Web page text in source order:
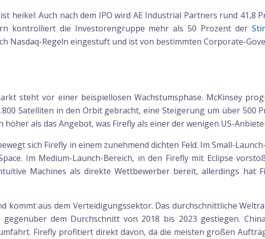
heikel: Auch nach dem IPO wird AE Industrial Partners rund
kontrolliert die Investorengruppe mehr als 50 Prozent der
Nasdaq-Regeln eingestuft und ist von bestimmten Corporate-
steht vor einer beispiellosen Wachstumsphase. McKinsey
Satelliten in den Orbit gebracht, eine Steigerung um über
als das Angebot, was Firefly als einer der wenigen US-
sich Firefly in einem zunehmend dichten Feld. Im Small-
Im Medium-Launch-Bereich, in den Firefly mit Eclipse
Machines als direkte Wettbewerber bereit, allerdings hat
kommt aus dem Verteidigungssektor. Das durchschnittliche
dem Durchschnitt von 2018 bis 2023 gestiegen.
Firefly profitiert direkt davon, da die meisten großen